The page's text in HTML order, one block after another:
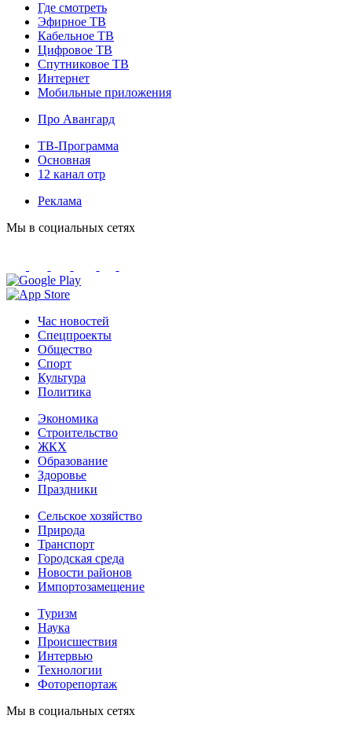
Где смотреть
Эфирное ТВ
Кабельное ТВ
Цифровое ТВ
Спутниковое ТВ
Интернет
Мобильные приложения
Про Авангард
ТВ-Программа
Основная
12 канал отр
Реклама
Мы в социальных сетях
Час новостей
Спецпроекты
Общество
Спорт
Культура
Политика
Экономика
Строительство
ЖКХ
Образование
Здоровье
Праздники
Сельское хозяйство
Природа
Транспорт
Городская среда
Новости районов
Импортозамещение
Туризм
Наука
Происшествия
Интервью
Технологии
Фоторепортаж
Мы в социальных сетях